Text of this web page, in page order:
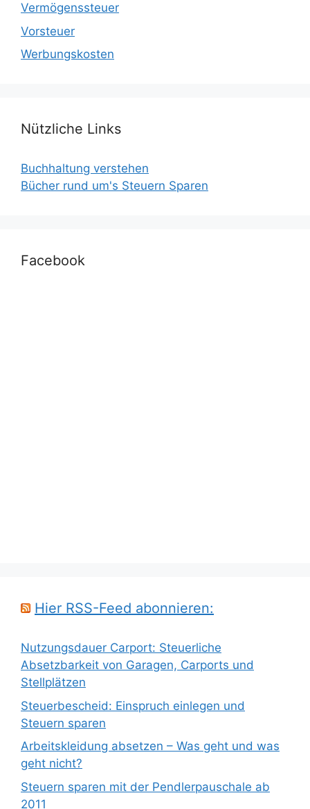
Vermögenssteuer
Vorsteuer
Werbungskosten
Nützliche Links
Buchhaltung verstehen
Bücher rund um's Steuern Sparen
Facebook
Hier RSS-Feed abonnieren:
Nutzungsdauer Carport: Steuerliche
Absetzbarkeit von Garagen, Carports und
Stellplätzen
Steuerbescheid: Einspruch einlegen und
Steuern sparen
Arbeitskleidung absetzen – Was geht und was
geht nicht?
Steuern sparen mit der Pendlerpauschale ab
2011